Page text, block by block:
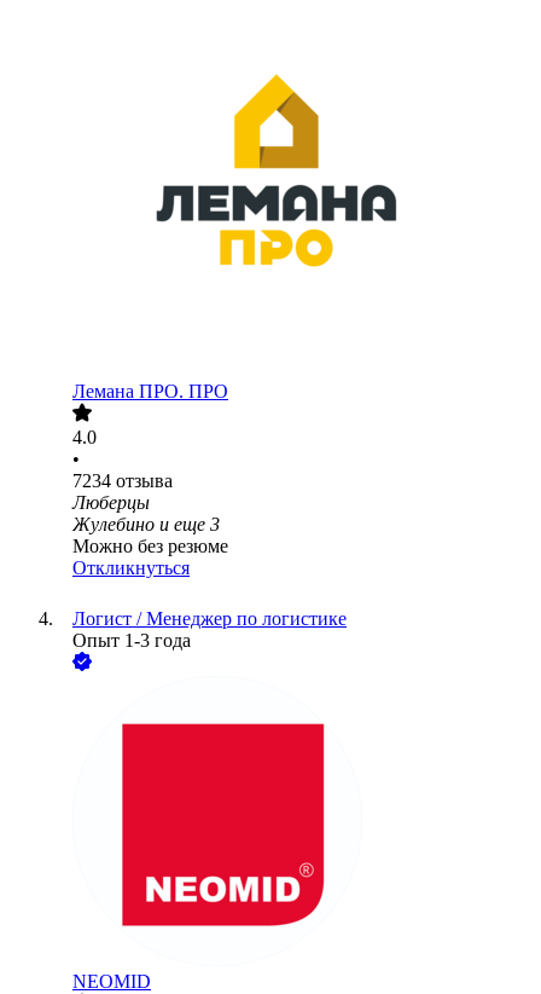
Лемана ПРО. ПРО
4.0
•
7234 отзыва
Люберцы
Жулебино и еще 3
Можно без резюме
Откликнуться
Логист / Менеджер по логистике
Опыт 1-3 года
NEOMID